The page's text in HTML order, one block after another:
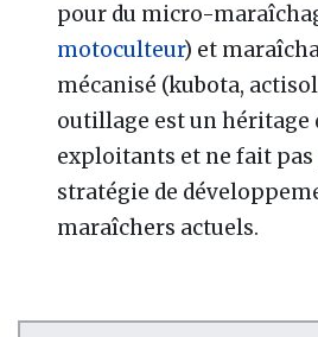
pour du micro-
motoculteur) et
mécanisé (kubota, actisol
outillage est un héritage
exploitants et ne fait
stratégie de
maraîchers actuels.